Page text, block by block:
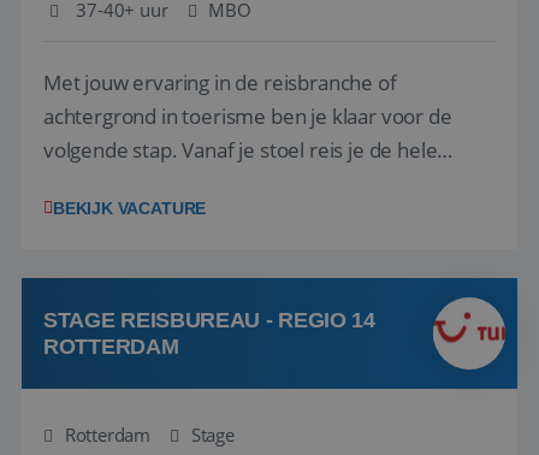
37-40+ uur
MBO
Met jouw ervaring in de reisbranche of
achtergrond in toerisme ben je klaar voor de
volgende stap. Vanaf je stoel reis je de hele
wensen van je team, je klant en wat er in de
klanten te overtuigen om die droomreis te
boeken! ...
BEKIJK VACATURE
STAGE REISBUREAU - REGIO 14
ROTTERDAM
Rotterdam Stage